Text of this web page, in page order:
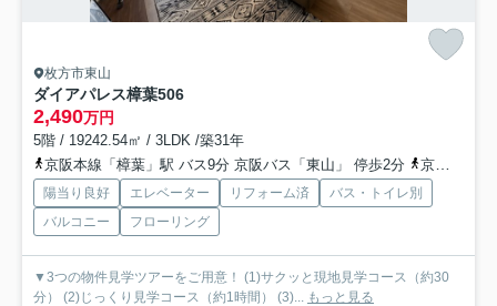
枚方市東山
ダイアパレス樟葉506
2,490万円
5階 / 19242.54㎡ / 3LDK /築31年
京阪本線「樟葉」駅 バス9分 京阪バス「東山」 停歩2分
京阪本線「牧野」駅 徒歩38分
陽当り良好 エレベーター リフォーム済
バス・トイレ別
バルコニー
フローリング
▼3つの物件見学ツアーをご用意！ (1)サクッと現地見学コース（約30
分） (2)じっくり見学コース（約1時間） (3)... もっと見る